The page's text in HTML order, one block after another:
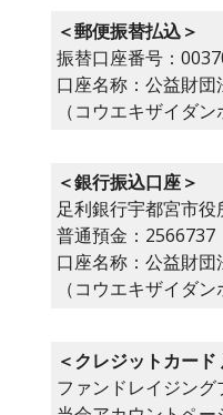
＜郵便振替払込＞
振替口座番号：
口座名称：公益財
（コウエキザイダ
＜銀行振込口座＞
足利銀行宇都宮市役
普通預金：2566737
口座名称：公益財
（コウエキザイダ
＜クレジットカード
ファンドレイジング